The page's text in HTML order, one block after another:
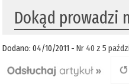
Dokąd prowadzi
Dodano: 04/10/2011 -Nr 40 z 5